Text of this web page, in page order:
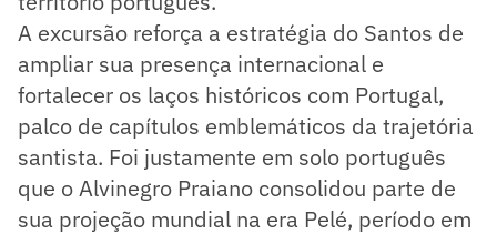
A excursão reforça a estratégia do Santos de
ampliar sua presença internacional e
fortalecer os laços históricos com Portugal,
palco de capítulos emblemáticos da trajetória
santista. Foi justamente em solo português
que o Alvinegro Praiano consolidou parte de
sua projeção mundial na era Pelé, período em